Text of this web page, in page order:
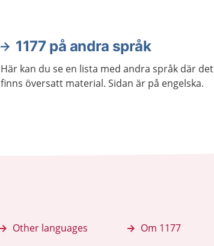
1177 på andra språk
Här kan du se en lista med andra språk där det
finns översatt material. Sidan är på engelska.
Other languages Om 1177